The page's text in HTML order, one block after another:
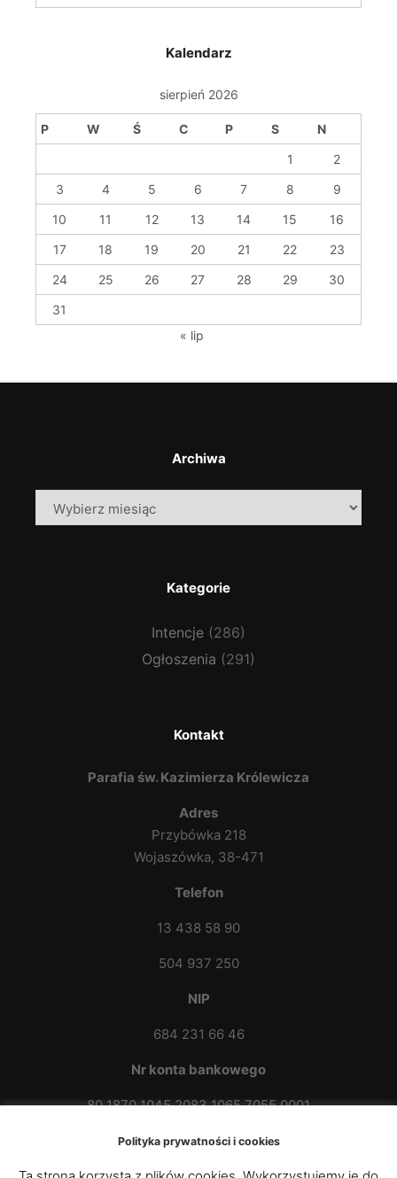
Kalendarz
sierpień 2026
P W Ś C P S
N
1
2
3
4 5 6 7 8
9
10
11 12 13 14 15
16
17
18 19 20 21 22
23
24
25 26 27 28 29
30
31
« lip
Archiwa
Archiwa
Kategorie
Intencje (286)
Ogłoszenia (291)
Kontakt
Parafia św. Kazimierza Królewicza
Adres
Przybówka 218
Wojaszówka, 38-471
Telefon
13 438 58 90
504 937 250
NIP
684 231 66 46
Nr konta bankowego
80 1870 1045 2083 1065 7055 0001
Polityka prywatności i cookies